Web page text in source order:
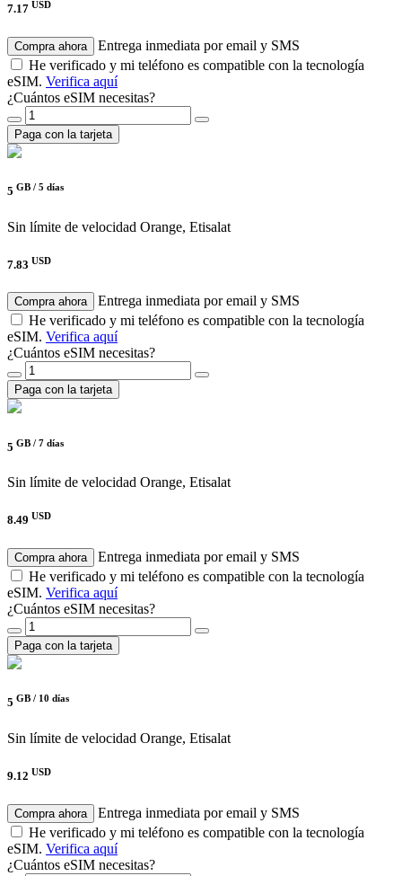
7.17 USD
Compra ahora
Entrega inmediata por email y SMS
He verificado y mi teléfono es compatible con la tecnología
eSIM. Verifica aquí
¿Cuántos eSIM necesitas?
Paga con la tarjeta
5 GB / 5 días
Sin límite de velocidad Orange, Etisalat
7.83 USD
Compra ahora
Entrega inmediata por email y SMS
He verificado y mi teléfono es compatible con la tecnología
eSIM. Verifica aquí
¿Cuántos eSIM necesitas?
Paga con la tarjeta
5 GB / 7 días
Sin límite de velocidad Orange, Etisalat
8.49 USD
Compra ahora
Entrega inmediata por email y SMS
He verificado y mi teléfono es compatible con la tecnología
eSIM. Verifica aquí
¿Cuántos eSIM necesitas?
Paga con la tarjeta
5 GB / 10 días
Sin límite de velocidad Orange, Etisalat
9.12 USD
Compra ahora
Entrega inmediata por email y SMS
He verificado y mi teléfono es compatible con la tecnología
eSIM. Verifica aquí
¿Cuántos eSIM necesitas?